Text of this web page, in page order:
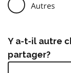
Autres
Y a-t-il autre
partager?